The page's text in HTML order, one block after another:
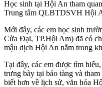
Học sinh tại Hội An tham
Trung tâm QLBTDSVH Hội
Mới đây, các em học sinh
Cửa Đại, TP.Hội Am) đã có
mậu dịch Hội An nằm trong
Tại đây, các em được tìm
trưng bày tại bảo tàng và
biết hơn về lịch sử, văn hóa